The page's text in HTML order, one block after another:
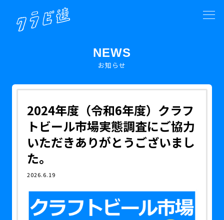
NEWS
お知らせ
2024年度（令和6年度）クラフ
トビール市場実態調査にご協力
いただきありがとうございまし
た。
2026.6.19